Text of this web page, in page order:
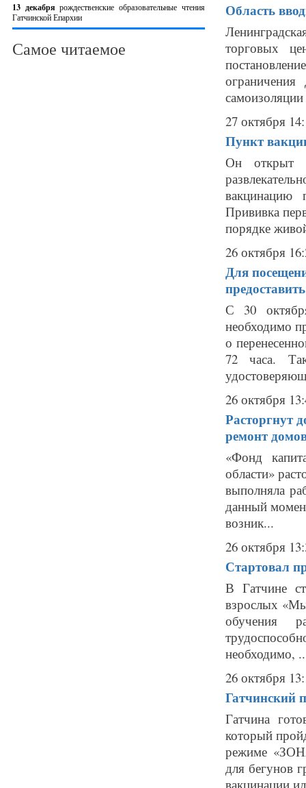
13 декабрярождественские образовательные чтения
Гатчинской Епархии
Самое читаемое
Область
торговых
27 октября
Пункт
Он открыт
Прививка
порядке
26 октября
Для
С 30
необходимо
о
72 часа.
26 октября
Расторгнут
ремонт
«Фонд
области»
выполняла
данный
возник...
26 октября
Стартовал
В Гатчине
взрослых
обучения
необходимо,
26 октября
Гатчинский
Гатчина
который
режиме
для бегунов
вакцинации